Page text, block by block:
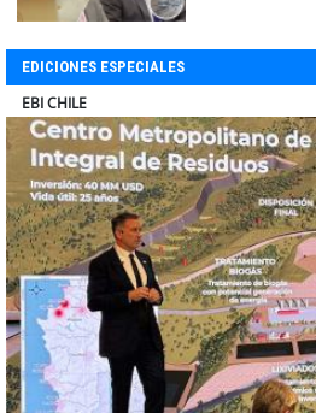
EDICIONES ESPECIALES
SOPRAVAL